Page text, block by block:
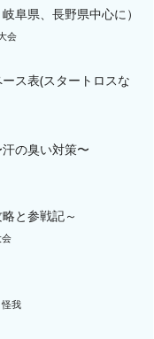
阜県、長野県中心に）
会
ス表(スタートロスな
の臭い対策〜
と参戦記～
我